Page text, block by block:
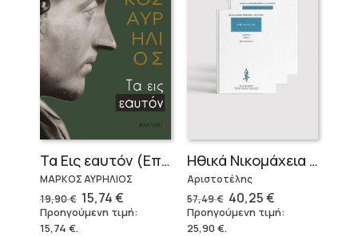
Τα Εις εαυτόν (Επίτομο) – Μάρκος Αυρήλιος
ΜΑΡΚΟΣ ΑΥΡΗΛΙΟΣ
19,90€ Original
price
was:
15,74€Η
τρέχουσα
τιμή
Προηγούμενη τιμή:
15,74 €.
Ηθικά Νικομάχεια (3 τόμοι)
Αριστοτέλης
57,49€ Original
price
was:
40,25€Η
τρέχουσα
τιμή
Προηγούμενη τιμή:
25,90€.